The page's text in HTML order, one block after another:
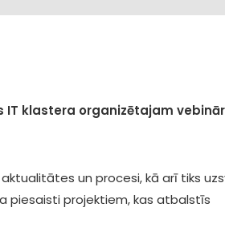
IT klastera organizētajam
un procesi, kā arī tiks
piesaisti projektiem, kas atbalstīs